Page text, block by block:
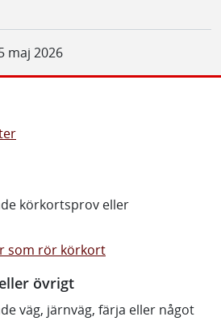
maj 2026
körkortsprov eller
som rör körkort
övrigt
väg, järnväg, färja eller något